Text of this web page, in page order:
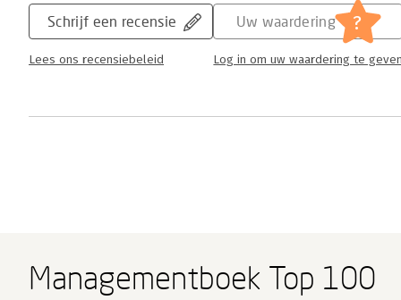
Schrijf een recensie
Lees ons recensiebeleid
Uw waardering ?
Log in om uw waardering te
Managementboek Top 100